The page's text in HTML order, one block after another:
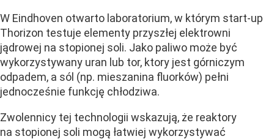
W Eindhoven otwarto laboratorium, w którym start-up
Thorizon testuje elementy przyszłej elektrowni
jądrowej na stopionej soli. Jako paliwo może być
wykorzystywany uran lub tor, ktory jest górniczym
odpadem, a sól (np. mieszanina fluorków) pełni
jednocześnie funkcję chłodziwa.
Zwolennicy tej technologii wskazują, że reaktory
na stopionej soli mogą łatwiej wykorzystywać